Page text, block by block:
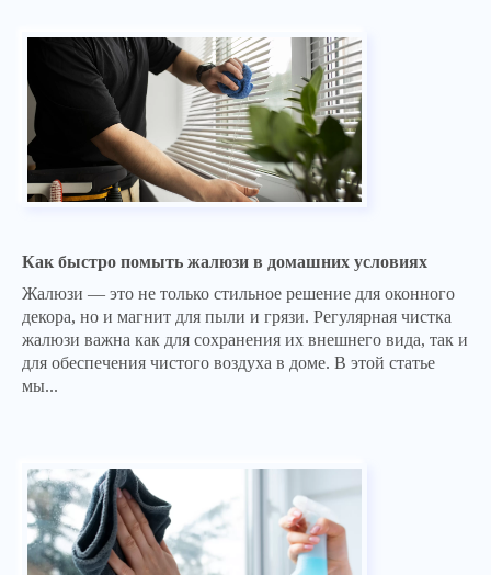
Как быстро помыть жалюзи в домашних условиях
Жалюзи — это не только стильное решение для оконного
декора, но и магнит для пыли и грязи. Регулярная чистка
жалюзи важна как для сохранения их внешнего вида, так и
для обеспечения чистого воздуха в доме. В этой статье
мы...